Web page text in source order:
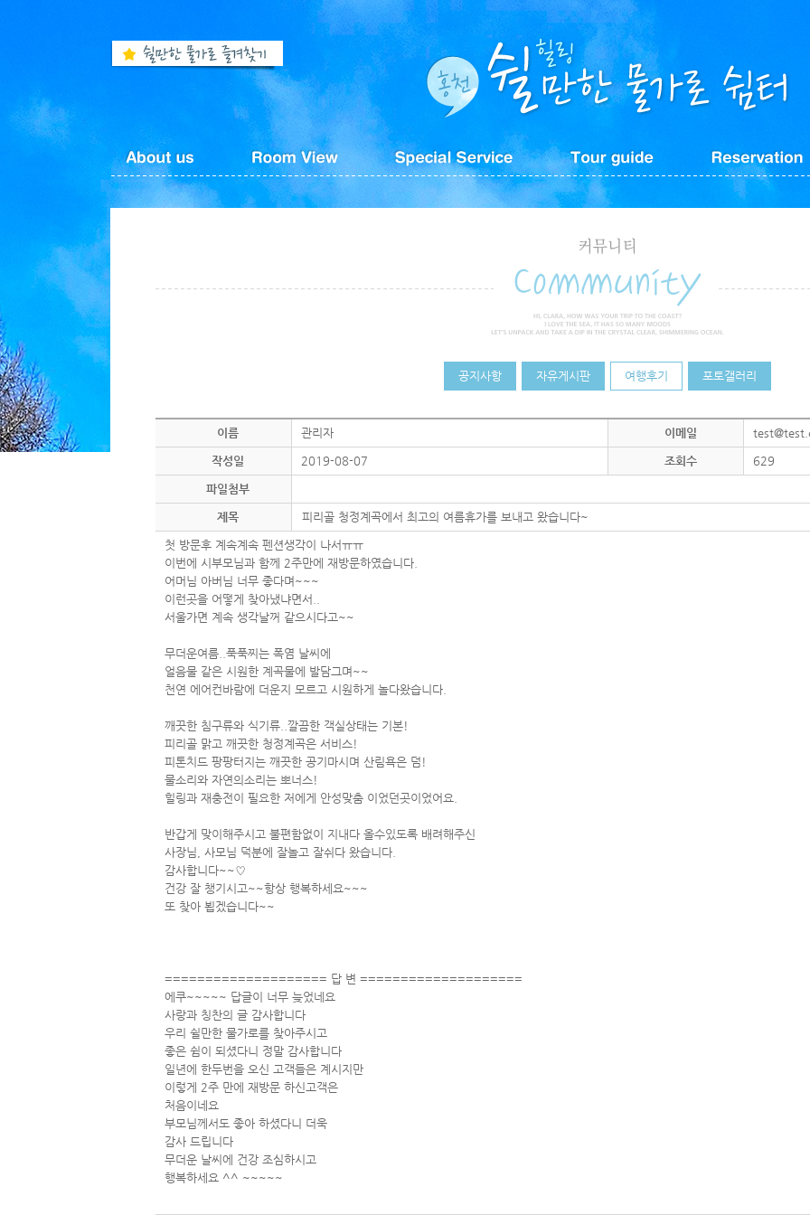
공지사항 자유게시판 여행후기 포토갤러리
이름 관리자 이메일
작성일 2019-08-07 조회수 629
파일첨부
제목 피리골 청정계곡에서 최고의 여름휴가를 보내고 왔습니다~
첫 방문후 계속계속 펜션생각이 나서ㅠㅠ
이번에 시부모님과 함께 2주만에 재방문하였습니다.
어머님 아버님 너무 좋다며~~~
이런곳을 어떻게 찾아냈냐면서..
서울가면 계속 생각날꺼 같으시다고~~
무더운여름..푹푹찌는 폭염 날씨에
얼음물 같은 시원한 계곡물에 발담그며~~
천연 에어컨바람에 더운지 모르고 시원하게 놀다왔습니다.
깨끗한 침구류와 식기류..깔끔한 객실상태는 기본!
피리골 맑고 깨끗한 청정계곡은 서비스!
피톤치드 팡팡터지는 깨끗한 공기마시며 산림욕은 덤!
물소리와 자연의소리는 뽀너스!
힐링과 재충전이 필요한 저에게 안성맞춤 이었던곳이었어요.
반갑게 맞이해주시고 불편함없이 지내다 올수있도록 배려해주신
사장님, 사모님 덕분에 잘놀고 잘쉬다 왔습니다.
감사합니다~~♡
건강 잘 챙기시고~~항상 행복하세요~~~
또 찾아 뵙겠습니다~~
==================== 답 변 ====================
에쿠~~~~~ 답글이 너무 늦었네요
사랑과 칭찬의 글 감사합니다
우리 쉴만한 물가로를 찾아주시고
좋은 쉼이 되셨다니 정말 감사합니다
일년에 한두번을 오신 고객들은 계시지만
이렇게 2주 만에 재방문 하신고객은
처음이네요
부모님께서도 좋아 하셨다니 더욱
감사 드립니다
무더운 날씨에 건강 조심하시고
행복하세요 ^^ ~~~~~